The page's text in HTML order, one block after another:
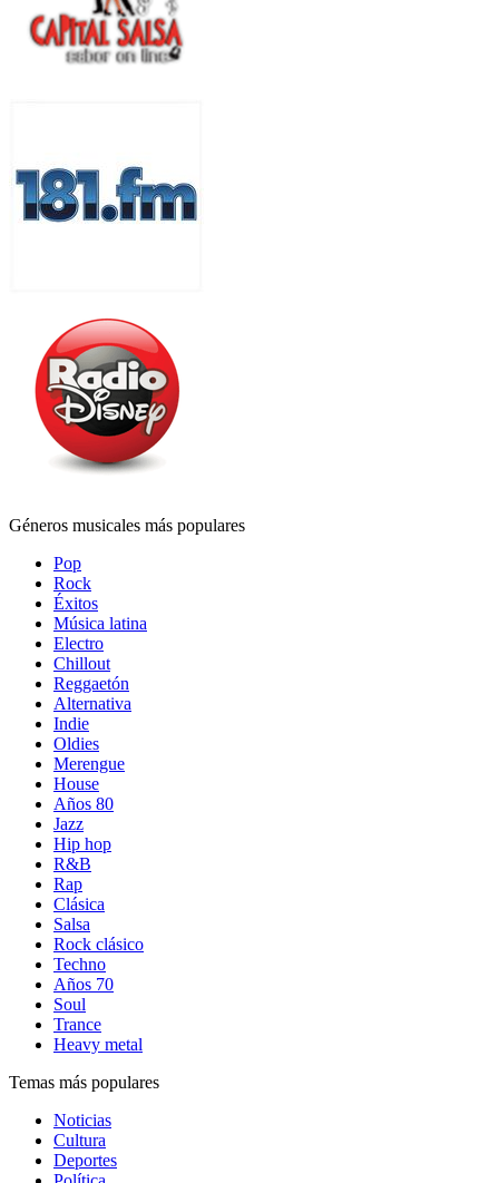
Géneros musicales más populares
Pop
Rock
Éxitos
Música latina
Electro
Chillout
Reggaetón
Alternativa
Indie
Oldies
Merengue
House
Años 80
Jazz
Hip hop
R&B
Rap
Clásica
Salsa
Rock clásico
Techno
Años 70
Soul
Trance
Heavy metal
Temas más populares
Noticias
Cultura
Deportes